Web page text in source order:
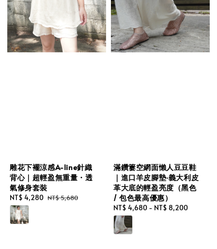
雕花下襬涼感A-line針織
背心｜超輕盈無重量・透
氣修身套裝
Sale
price
NT$ 4,280 Regular
NT$ 5,680
滿鑽簍空網面懶人豆豆鞋
｜進口羊皮腳墊‧義大利皮
革大底的輕盈亮度（黑色
/ 包色最高優惠）
Regular
price
NT$ 4,680 - NT$ 8,200